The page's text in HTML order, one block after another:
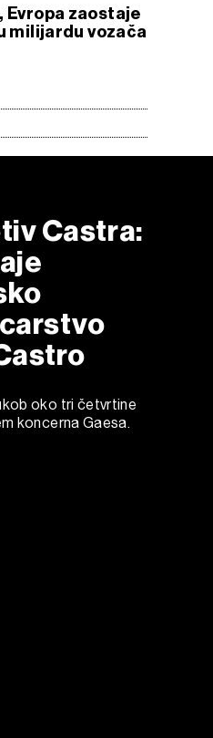
Evropa zaostaje
milijardu vozača
Castra:
oko tri četvrtine
koncerna Gaesa.